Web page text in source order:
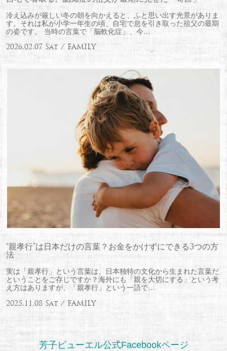
冷え込みが厳しい冬の朝を向かえると、ふと思い出す光景がありま
す。それは私が小学一年生の頃、自宅で息を引き取った祖父の最期
の姿です。 当時の言葉で「脳軟化症」、今…
2026.02.07 Sat / FAMILY
“親孝行”は日本だけの言葉？お金をかけずにできる3つの方
法
実は「親孝行」という言葉は、日本独特の文化から生まれた言葉だ
ということをご存じですか？海外にも「親を大切にする」という考
え方はありますが、「親孝行」という一語で…
2025.11.08 Sat / FAMILY
芳子ビューエル公式Facebookページ